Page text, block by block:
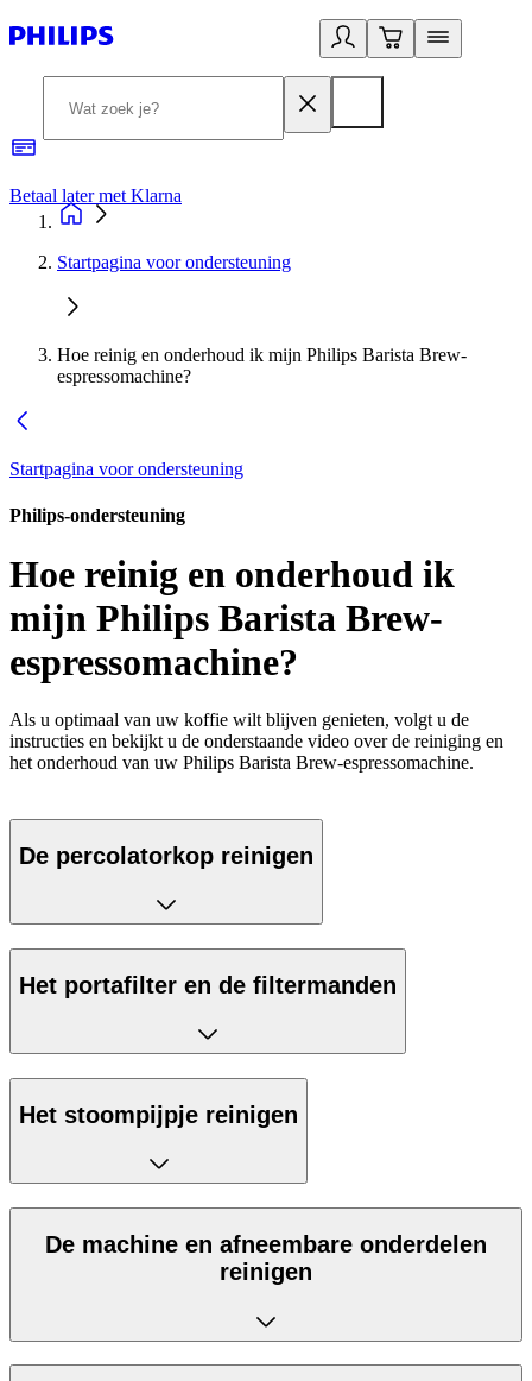
Betaal later met Klarna
Startpagina voor ondersteuning
Hoe reinig en onderhoud ik mijn Philips Barista Brew-
espressomachine?
Startpagina voor ondersteuning
Philips-ondersteuning
Hoe reinig en onderhoud ik
mijn Philips Barista Brew-
espressomachine?
Als u optimaal van uw koffie wilt blijven genieten, volgt u de
instructies en bekijkt u de onderstaande video over de reiniging en
het onderhoud van uw Philips Barista Brew-espressomachine.
De percolatorkop reinigen
Het portafilter en de filtermanden
Het stoompijpje reinigen
De machine en afneembare onderdelen
reinigen